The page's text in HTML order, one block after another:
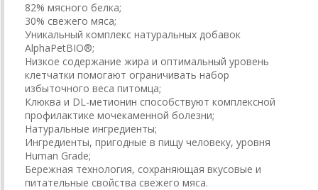
82% мясного белка;
30% свежего мяса;
Уникальный комплекс натуральных добавок
AlphaPetBIO®;
Низкое содержание жира и оптимальный уровень
клетчатки помогают ограничивать набор
избыточного веса питомца;
Клюква и DL-метионин способствуют комплексной
профилактике мочекаменной болезни;
Натуральные ингредиенты;
Ингредиенты, пригодные в пищу человеку, уровня
Human Grade;
Бережная технология, сохраняющая вкусовые и
питательные свойства свежего мяса.